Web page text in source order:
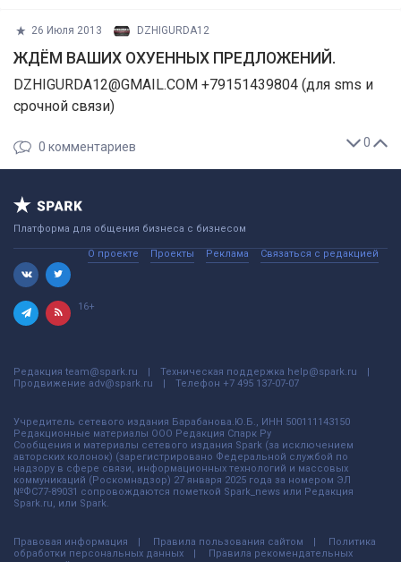
26 Июля 2013 DZHIGURDA12
ЖДЁМ ВАШИХ ОХУЕННЫХ ПРЕДЛОЖЕНИЙ.
DZHIGURDA12@GMAIL.COM +79151439804 (для sms и
срочной связи)
0
0 комментариев
Платформа для общения бизнеса с бизнесом
О проекте Проекты Реклама Связаться с редакцией
16+
Редакция team@spark.ru Техническая поддержка help@spark.ru
Продвижение adv@spark.ru Телефон +7 495 137-07-07
Учредитель сетевого издания Барабанова.Ю.Б., ИНН 500111143150
Редакционные материалы ООО Редакция Спарк Ру
Сообщения и материалы сетевого издания Spark (за исключением
авторских колонок) (зарегистрировано Федеральной службой по
надзору в сфере связи, информационных технологий и массовых
коммуникаций (Роскомнадзор) 27 января 2025 года за номером ЭЛ
№ФС77-89031 сопровождаются пометкой Spark_news или Редакция
Spark.ru, или Spark.
Правовая информация Правила пользования сайтом
Политика
обработки персональных данных
Правила рекомендательных